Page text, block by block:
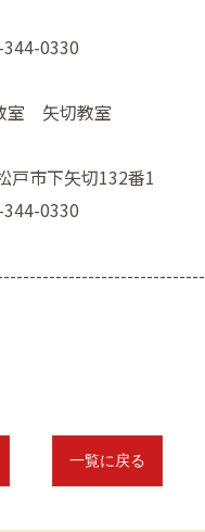
0330
室 矢切教室
戸市下矢切132番1
0330
一覧に戻る